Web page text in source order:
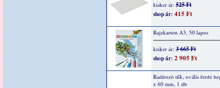
kisker ár: 525 Ft
shop ár: 415 Ft
Rajzkarton A3, 50 lapos
kisker ár: 3 665 Ft
shop ár: 2 905 Ft
Radírozó tűk, ovális ferde
x 60 mm, 1 db